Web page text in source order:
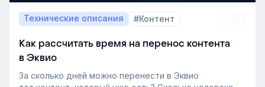
Технические описания #Контент
Как рассчитать время на перенос контента
в Эквио
За сколько дней можно перенести в Эквио